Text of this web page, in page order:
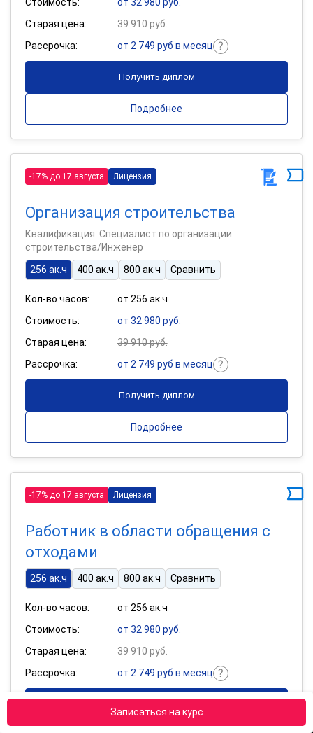
Записаться на курс
Старая цена:
39 910 руб.
Рассрочка:
от 2 749 руб в месяц
Получить диплом
Подробнее
-17% до 17 августа Лицензия
Организация строительства
Квалификация: Специалист по организации
строительства/Инженер
256 ак.ч
400 ак.ч 800 ак.ч Сравнить
Кол-во часов:
от 256 ак.ч
Стоимость:
от 32 980 руб.
Старая цена:
39 910 руб.
Рассрочка:
от 2 749 руб в месяц
Получить диплом
Подробнее
-17% до 17 августа Лицензия
Работник в области обращения с
отходами
256 ак.ч 400 ак.ч 800 ак.ч Сравнить
Кол-во часов:
от 256 ак.ч
Стоимость:
от 32 980 руб.
Старая цена:
39 910 руб.
Рассрочка:
от 2 749 руб в месяц